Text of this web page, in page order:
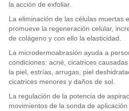
la acción de exfoliar.
La eliminación de las células muertas
promueve la regeneración celular,
de colágeno y con ello la elasticidad.
La microdermoabrasión ayuda a
condiciones: acné, cicatrices
la piel, estrías, arrugas, piel
cicatrices menores y daños de sol.
La regulación de la potencia de
movimientos de la sonda de